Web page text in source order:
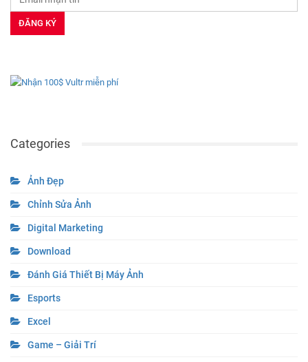
Categories
Ảnh Đẹp
Chỉnh Sửa Ảnh
Digital Marketing
Download
Đánh Giá Thiết Bị Máy Ảnh
Esports
Excel
Game – Giải Trí